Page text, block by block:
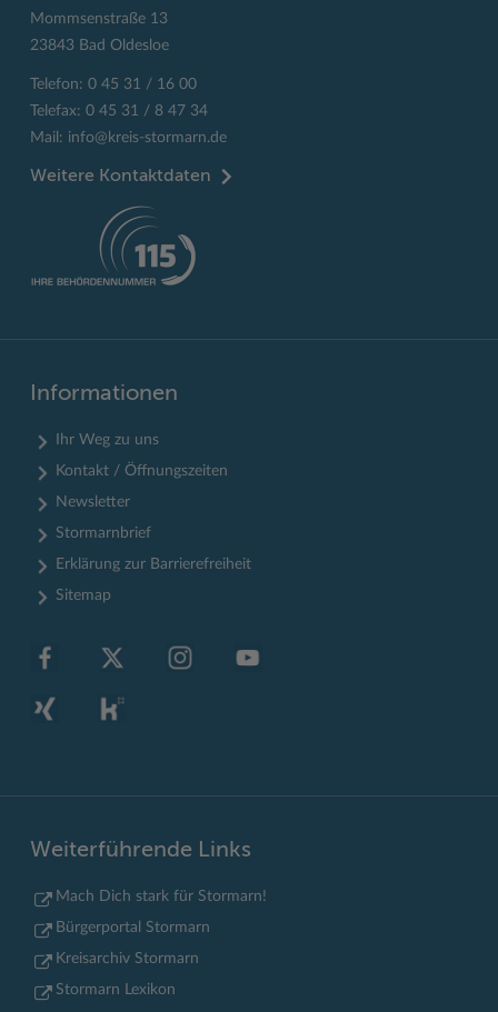
Mommsenstraße 13
23843 Bad Oldesloe
Telefon: 0 45 31 / 16 00
Telefax: 0 45 31 / 8 47 34
Mail: info@kreis-stormarn.de
Weitere Kontaktdaten
Informationen
Ihr Weg zu uns
Kontakt / Öffnungszeiten
Newsletter
Stormarnbrief
Erklärung zur Barrierefreiheit
Sitemap
Weiterführende Links
Mach Dich stark für Stormarn!
Bürgerportal Stormarn
Kreisarchiv Stormarn
Stormarn Lexikon